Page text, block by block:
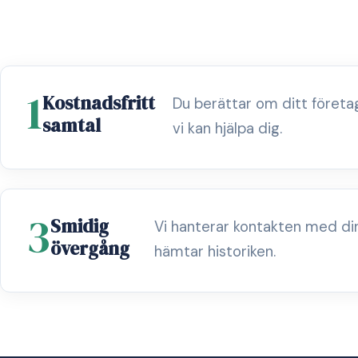
1Kostnadsfritt
samtal
Du berättar om ditt
vi kan hjälpa dig.
3Smidig
övergång
Vi hanterar kontakten med
hämtar historiken.